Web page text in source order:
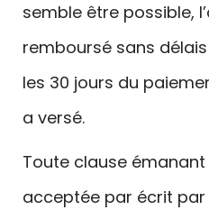
semble être possible,
remboursé sans
les 30 jours du
a versé.
Toute clause émanant
acceptée par écrit